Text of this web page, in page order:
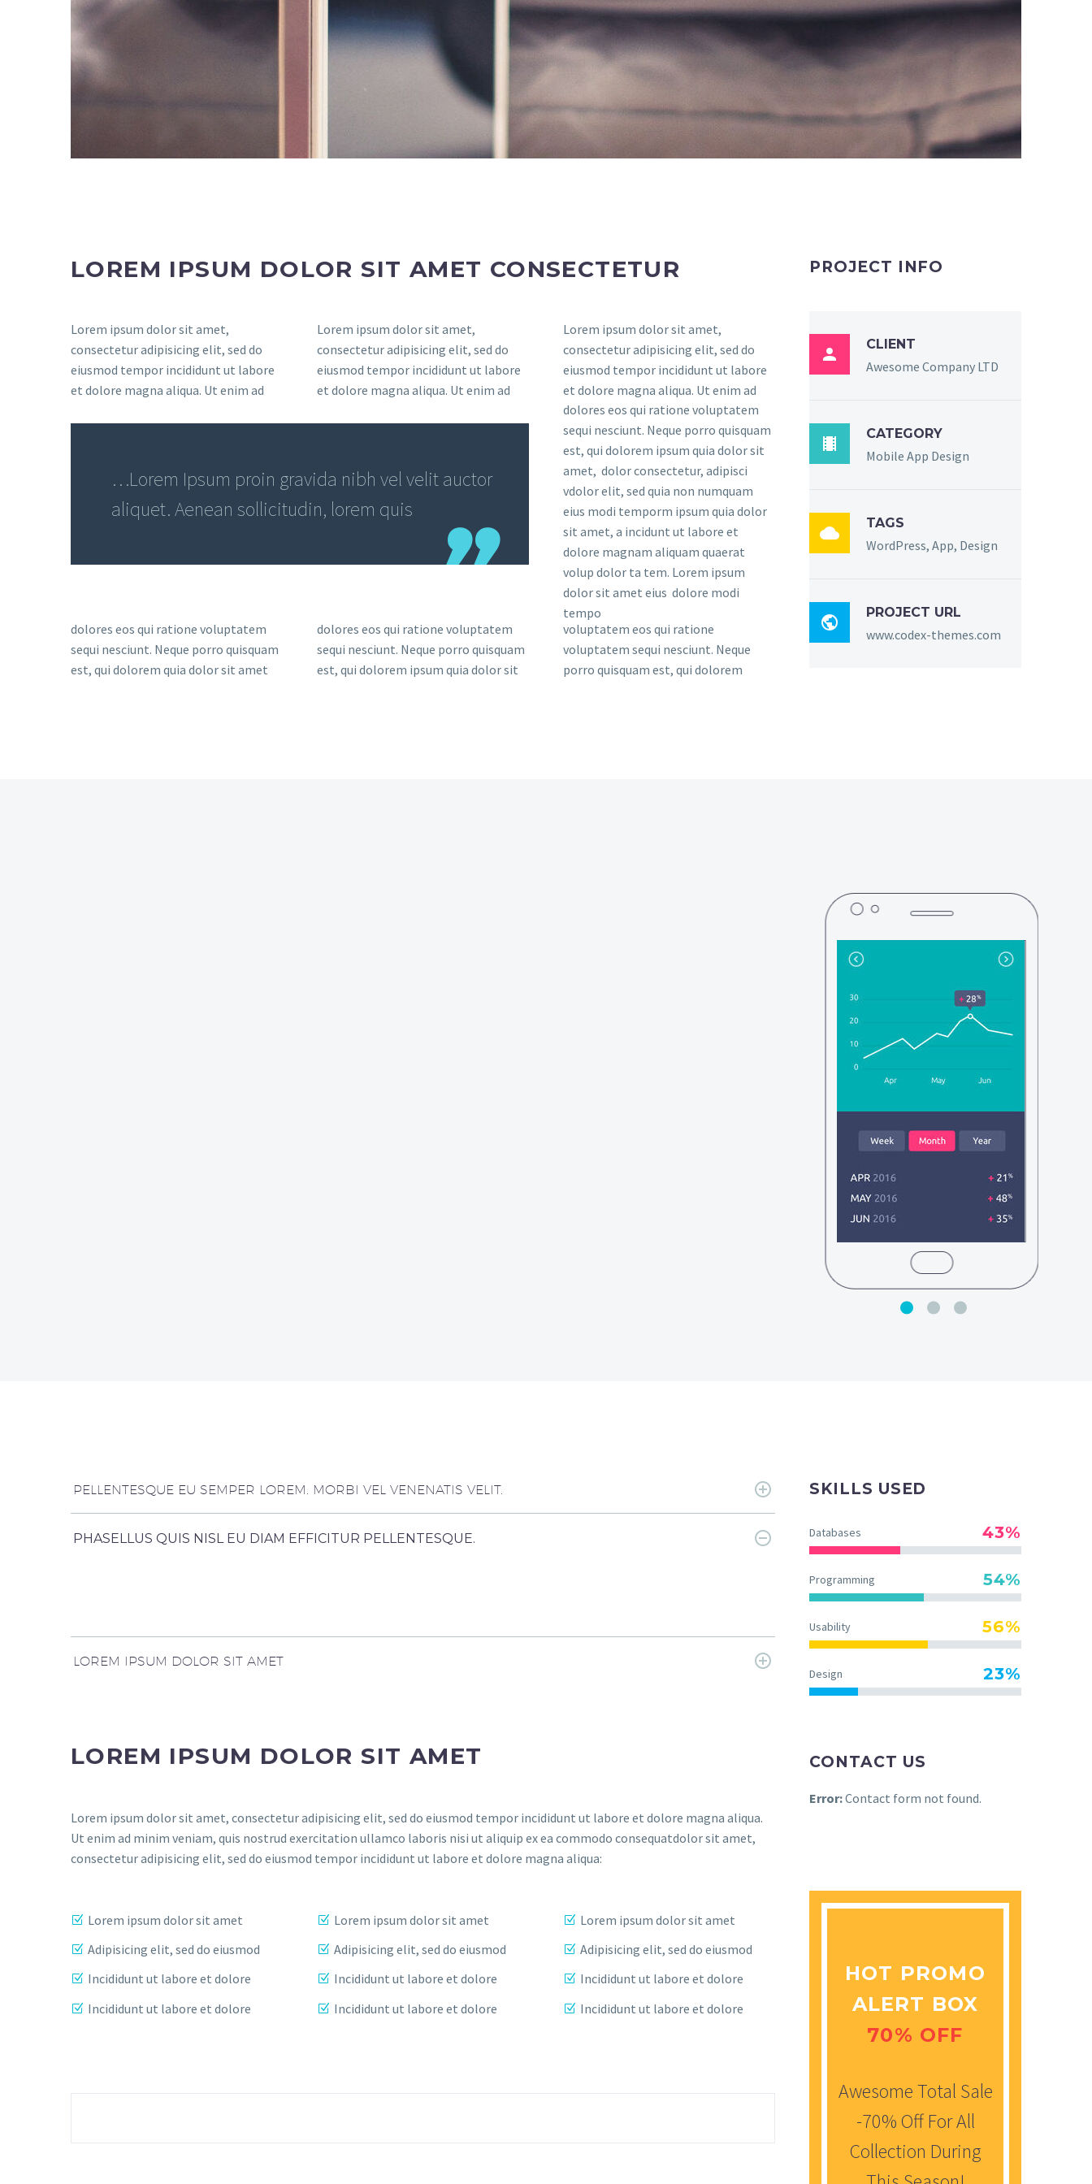
LOREM IPSUM DOLOR SIT AMET CONSECTETUR
Lorem ipsum dolor sit amet,
consectetur adipisicing elit, sed do
eiusmod tempor incididunt ut labore
et dolore magna aliqua. Ut enim ad
Lorem ipsum dolor sit amet,
consectetur adipisicing elit, sed do
eiusmod tempor incididunt ut labore
et dolore magna aliqua. Ut enim ad
Lorem ipsum dolor sit amet,
consectetur adipisicing elit, sed do
eiusmod tempor incididunt ut labore
et dolore magna aliqua. Ut enim ad
…Lorem Ipsum proin gravida nibh vel velit auctor
aliquet. Aenean sollicitudin, lorem quis
dolores eos qui ratione voluptatem
sequi nesciunt. Neque porro quisquam
est, qui dolorem ipsum quia dolor sit
amet, dolor consectetur, adipisci
vdolor elit, sed quia non numquam
eius modi temporm ipsum quia dolor
sit amet, a incidunt ut labore et
dolore magnam aliquam quaerat
volup dolor ta tem. Lorem ipsum
dolor sit amet eius dolore modi
tempo
dolores eos qui ratione voluptatem
sequi nesciunt. Neque porro quisquam
est, qui dolorem quia dolor sit amet
dolores eos qui ratione voluptatem
sequi nesciunt. Neque porro quisquam
est, qui dolorem ipsum quia dolor sit
voluptatem eos qui ratione
voluptatem sequi nesciunt. Neque
porro quisquam est, qui dolorem
PROJECT INFO

CLIENT
Awesome Company LTD

CATEGORY
Mobile App Design

TAGS
WordPress, App, Design

PROJECT URL
www.codex-themes.com
PELLENTESQUE EU SEMPER LOREM. MORBI VEL VENENATIS VELIT.
PHASELLUS QUIS NISL EU DIAM EFFICITUR PELLENTESQUE.
LOREM IPSUM DOLOR SIT AMET
LOREM IPSUM DOLOR SIT AMET
Lorem ipsum dolor sit amet, consectetur adipisicing elit, sed do eiusmod tempor incididunt ut labore et dolore magna aliqua.
Ut enim ad minim veniam, quis nostrud exercitation ullamco laboris nisi ut aliquip ex ea commodo consequatdolor sit amet,
consectetur adipisicing elit, sed do eiusmod tempor incididunt ut labore et dolore magna aliqua:
Lorem ipsum dolor sit amet
Adipisicing elit, sed do eiusmod
Incididunt ut labore et dolore
Incididunt ut labore et dolore
Lorem ipsum dolor sit amet
Adipisicing elit, sed do eiusmod
Incididunt ut labore et dolore
Incididunt ut labore et dolore
Lorem ipsum dolor sit amet
Adipisicing elit, sed do eiusmod
Incididunt ut labore et dolore
Incididunt ut labore et dolore
SKILLS USED
Databases 43%
Programming 54%
Usability 56%
Design 23%
CONTACT US
Error:Contact form not found.
HOT PROMO
ALERT BOX
70% OFF
Awesome Total Sale
-70% Off For All
Collection During